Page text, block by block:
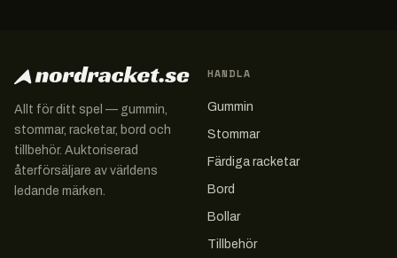
Allt för ditt spel — gummin,
stommar, racketar, bord och
tillbehör. Auktoriserad
återförsäljare av världens
ledande märken.
HANDLA
Gummin
Stommar
Färdiga racketar
Bord
Bollar
Tillbehör